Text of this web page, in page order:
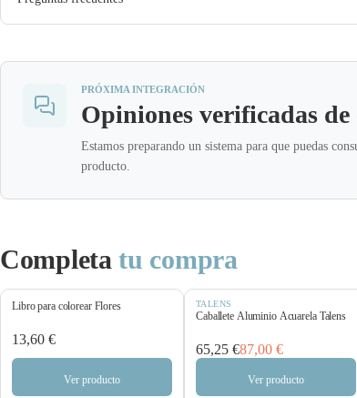
PRÓXIMA INTEGRACIÓN
Opiniones verificadas de
Estamos preparando un sistema para que puedas
producto.
Completa tu compra
Libro para colorear Flores
13,60 €
Ver producto
TALENS
Caballete Aluminio Acuarela Talens
65,25 €87,00 €
Ver producto